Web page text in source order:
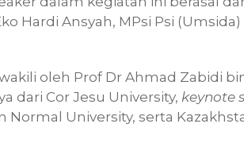
Hardi Ansyah, MPsi Psi
oleh Prof Dr Ahmad Zabidi
dari Cor Jesu University, keynote
Normal University, serta